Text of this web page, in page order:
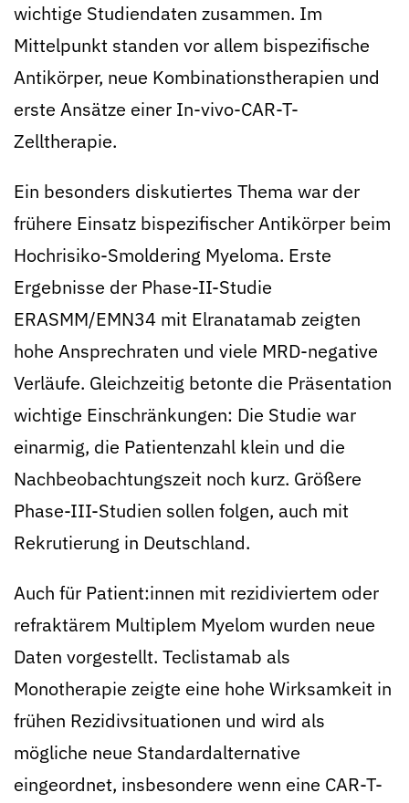
wichtige Studiendaten zusammen. Im
Mittelpunkt standen vor allem bispezifische
Antikörper, neue Kombinationstherapien und
erste Ansätze einer In-vivo-CAR-T-
Zelltherapie.
Ein besonders diskutiertes Thema war der
frühere Einsatz bispezifischer Antikörper beim
Hochrisiko-Smoldering Myeloma. Erste
Ergebnisse der Phase-II-Studie
ERASMM/EMN34 mit Elranatamab zeigten
hohe Ansprechraten und viele MRD-negative
Verläufe. Gleichzeitig betonte die Präsentation
wichtige Einschränkungen: Die Studie war
einarmig, die Patientenzahl klein und die
Nachbeobachtungszeit noch kurz. Größere
Phase-III-Studien sollen folgen, auch mit
Rekrutierung in Deutschland.
Auch für Patient:innen mit rezidiviertem oder
refraktärem Multiplem Myelom wurden neue
Daten vorgestellt. Teclistamab als
Monotherapie zeigte eine hohe Wirksamkeit in
frühen Rezidivsituationen und wird als
mögliche neue Standardalternative
eingeordnet, insbesondere wenn eine CAR-T-